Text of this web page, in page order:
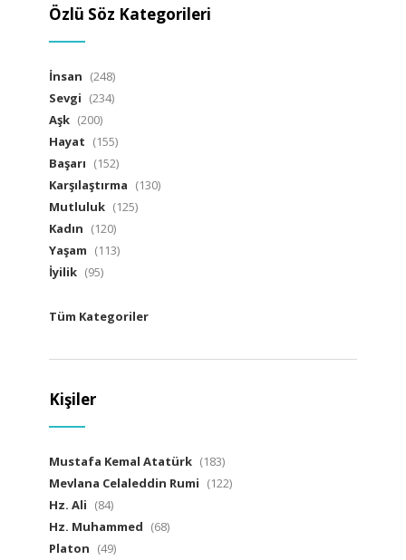
Özlü Söz Kategorileri
İnsan (248)
Sevgi (234)
Aşk (200)
Hayat (155)
Başarı (152)
Karşılaştırma (130)
Mutluluk (125)
Kadın (120)
Yaşam (113)
İyilik (95)
Tüm Kategoriler
Kişiler
Mustafa Kemal Atatürk (183)
Mevlana Celaleddin Rumi (122)
Hz. Ali (84)
Hz. Muhammed (68)
Platon (49)